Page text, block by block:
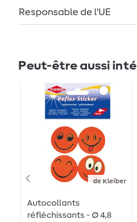
Responsable de l'UE
Peut-être aussi
de Kleiber
Autocollants
réfléchissants - Ø 4,8